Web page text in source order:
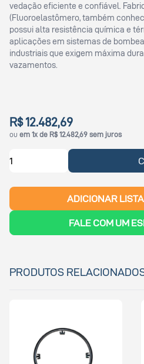
vedação eficiente e confiável.
(Fluoroelastômero, também
possui alta resistência química e
aplicações em sistemas de
industriais que exigem máxima
vazamentos.
R$ 12.482,69
ou em 1x de R$ 12.482,69 sem juros
ADICIONAR
FALE COM UM
PRODUTOS